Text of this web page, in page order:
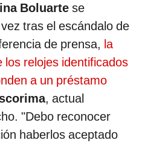
Boluarte se
tras el escándalo de
de prensa, la
los relojes identificados
a un préstamo
, actual
"Debo reconocer
haberlos aceptado